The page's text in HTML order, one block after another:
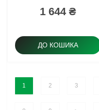
1 644 ₴
ДО КОШИКА
1 2 3